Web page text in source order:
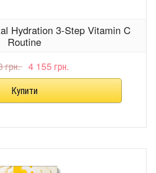
Hydration 3-Step Vitamin C
Routine
грн. 4 155 грн.